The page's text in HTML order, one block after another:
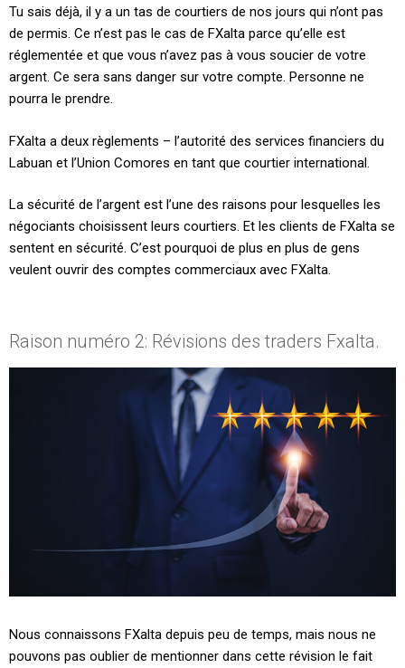
Tu sais déjà, il y a un tas de courtiers de nos jours qui n’ont pas
de permis. Ce n’est pas le cas de FXalta parce qu’elle est
réglementée et que vous n’avez pas à vous soucier de votre
argent. Ce sera sans danger sur votre compte. Personne ne
pourra le prendre.
FXalta a deux règlements – l’autorité des services financiers du
Labuan et l’Union Comores en tant que courtier international.
La sécurité de l’argent est l’une des raisons pour lesquelles les
négociants choisissent leurs courtiers. Et les clients de FXalta se
sentent en sécurité. C’est pourquoi de plus en plus de gens
veulent ouvrir des comptes commerciaux avec FXalta.
Raison numéro 2: Révisions des traders Fxalta.
Nous connaissons FXalta depuis peu de temps, mais nous ne
pouvons pas oublier de mentionner dans cette révision le fait